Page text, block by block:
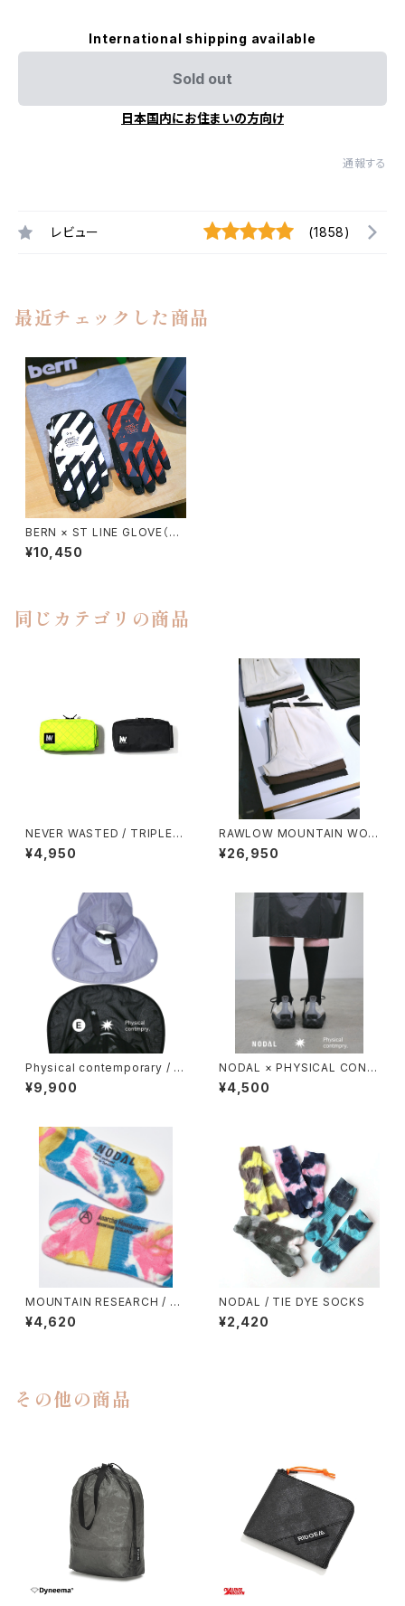
International shipping available
Sold out
日本国内にお住まいの方向け
通報する
レビュー (1858)
最近チェックした商品
BERN × ST LINE GLOVE（RY
UJI KAMIYAMA）
¥10,450
同じカテゴリの商品
NEVER WASTED / TRIPLEY
ES（ECOPAK）
¥4,950
RAWLOW MOUNTAIN WOR
KS / HIKER BAKER PANTS
¥26,950
Physical contemporary / Q
uiet smr cap
¥9,900
NODAL × PHYSICAL CONT
MPRY.
¥4,500
MOUNTAIN RESEARCH / TI
E DYE TABI
¥4,620
NODAL / TIE DYE SOCKS
¥2,420
その他の商品